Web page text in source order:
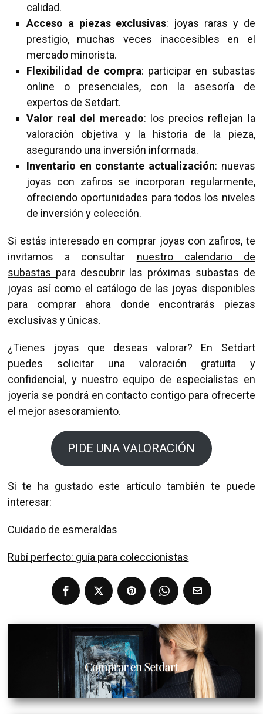
calidad.
Acceso a piezas exclusivas: joyas raras y de
prestigio, muchas veces inaccesibles en el
mercado minorista.
Flexibilidad de compra: participar en subastas
online o presenciales, con la asesoría de
expertos de Setdart.
Valor real del mercado: los precios reflejan la
valoración objetiva y la historia de la pieza,
asegurando una inversión informada.
Inventario en constante actualización: nuevas
joyas con zafiros se incorporan regularmente,
ofreciendo oportunidades para todos los niveles
de inversión y colección.
Si estás interesado en comprar joyas con zafiros, te
invitamos a consultar nuestro calendario de
subastas para descubrir las próximas subastas de
joyas así como el catálogo de las joyas disponibles
para comprar ahora donde encontrarás piezas
exclusivas y únicas.
¿Tienes joyas que deseas valorar? En Setdart
puedes solicitar una valoración gratuita y
confidencial, y nuestro equipo de especialistas en
joyería se pondrá en contacto contigo para ofrecerte
el mejor asesoramiento.
PIDE UNA VALORACIÓN
Si te ha gustado este artículo también te puede
interesar:
Cuidado de esmeraldas
Rubí perfecto: guía para coleccionistas